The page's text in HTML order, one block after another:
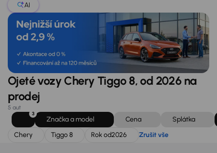
AI
Ojeté vozy Chery Tiggo 8, od 2026 na
prodej
5 aut
3
Značka a model Cena
Splátka
Chery
Tiggo 8 Rok od2026 Zrušit vše